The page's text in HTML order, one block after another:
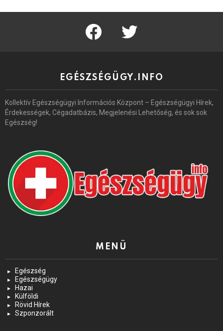
facebook twitter
EGÉSZSÉGÜGY.INFO
Kollektív Egészségügyi Információs Központ – Egészségügyi Hírek,
Érdekességek, Cégadatbázis, Megjelenési Lehetőség, és sok sok
Egészség!
MENÜ
Egészség
Egészségügy
Hazai
Külföldi
Rövid Hírek
Szponzorált